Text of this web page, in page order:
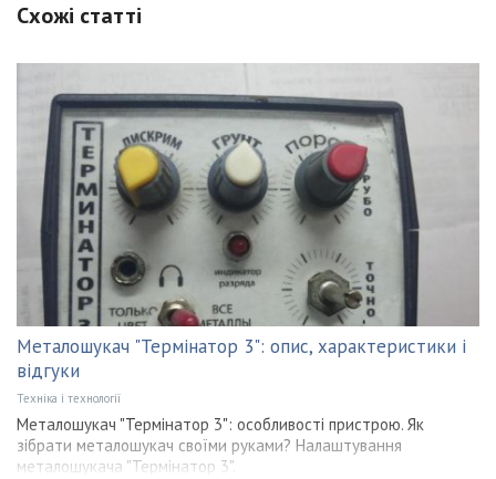
Схожі статті
Металошукач "Термінатор 3": опис, характеристики і
відгуки
Техніка і технології
Металошукач "Термінатор 3": особливості пристрою. Як
зібрати металошукач своїми руками? Налаштування
металошукача "Термінатор 3".